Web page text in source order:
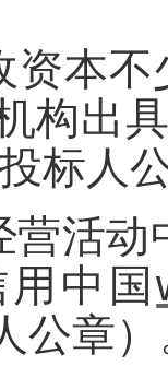
资本
构出
标人
营活
用中国
公章